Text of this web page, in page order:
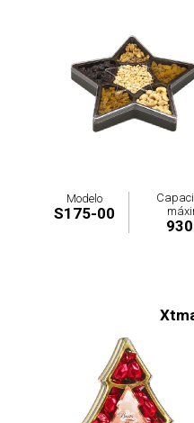
Modelo
S175-00